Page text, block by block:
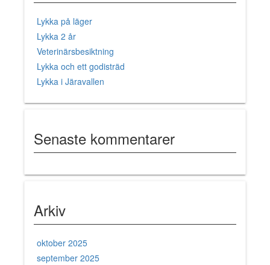
Lykka på läger
Lykka 2 år
Veterinärsbesiktning
Lykka och ett godisträd
Lykka i Järavallen
Senaste kommentarer
Arkiv
oktober 2025
september 2025